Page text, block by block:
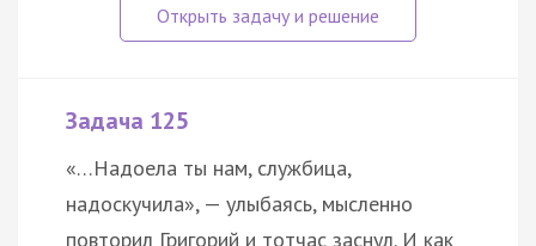
Задача 125
«…Надоела ты нам, службица,
надоскучила», — улыбаясь, мысленно
повторил Григорий и тотчас заснул. И как